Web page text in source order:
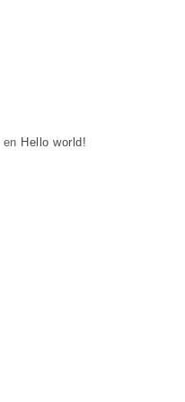
en Hello world!